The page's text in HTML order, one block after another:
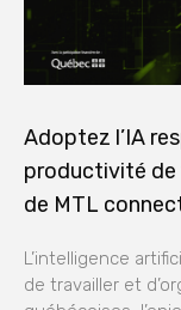
Adoptez l’IA
productivité de
de MTL
L’intelligence
de travailler et